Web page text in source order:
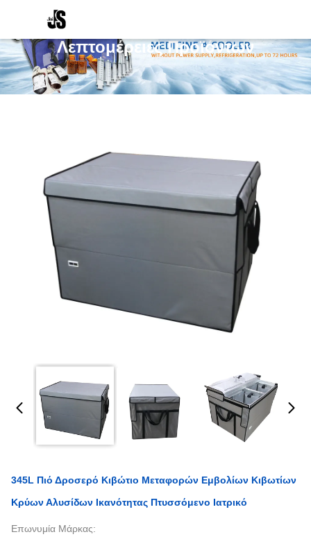
Λεπτομέρειες Προϊόντων
345L Πιό Δροσερό Κιβώτιο Μεταφορών Εμβολίων Κιβωτίων
Κρύων Αλυσίδων Ικανότητας Πτυσσόμενο Ιατρικό
Επωνυμία Μάρκας: